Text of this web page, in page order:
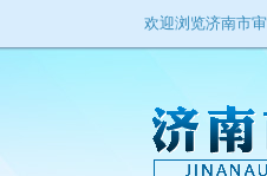
欢迎浏览济南市审